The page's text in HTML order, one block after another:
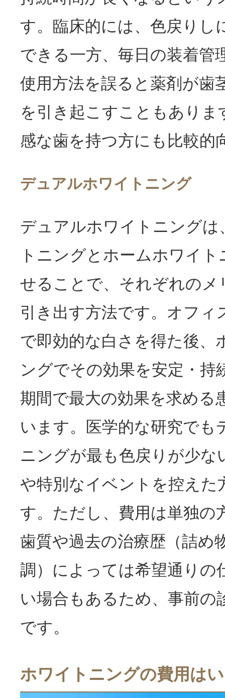
す。臨床的には、色戻りし
できる一方、毎日の装着管
使用方法を誤ると薬剤が歯
を引き起こすこともありま
感な歯を持つ方にも比較的
デュアルホワイトニング
デュアルホワイトニング
トニングとホームホワイ
せることで、それぞれのメ
引き出す方法です。オフィ
で即効的な白さを得た後、
ングでその効果を安定・持
期間で最大の効果を求める
います。医学的な研究でも
ニングが最も色戻りが少な
や特別なイベントを控えた
す。ただし、費用は単独の
歯質や過去の治療歴（詰め
調）によっては希望通りの
い場合もあるため、事前の
です。
ホワイトニングの費用は